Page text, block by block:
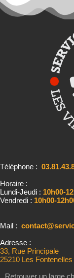
Téléphone :
Horaire :
Lundi-Jeudi : 10h00-
Vendredi : 10h00-
Mail :
Adresse :
33, Rue Principale
25210 Les
Retrouver un large